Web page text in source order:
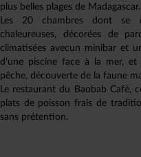
plus belles plages de Madagascar.
Les 20 chambres dont se
chaleureuses, décorées de
climatisées avecun minibar et
d’une piscine face à la mer,
pêche, découverte de la faune
Le restaurant du Baobab Café,
plats de poisson frais de
sans prétention.